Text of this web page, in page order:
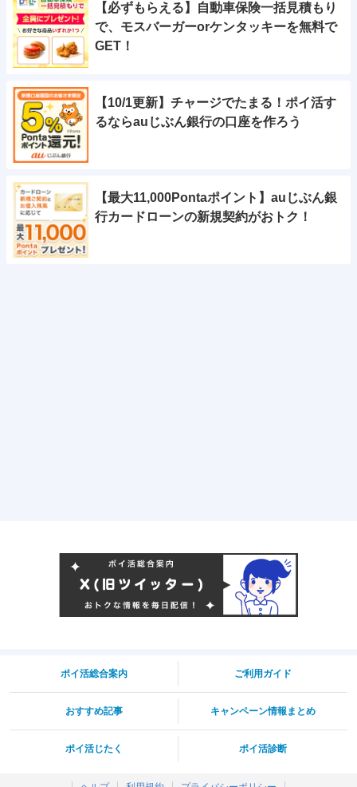
【必ずもらえる】自動車保険一括見積もり
で、モスバーガーorケンタッキーを無料で
GET！
【10/1更新】チャージでたまる！ポイ活す
るならauじぶん銀行の口座を作ろう
【最大11,000Pontaポイント】auじぶん銀
行カードローンの新規契約がおトク！
ポイ活総合案内 ご利用ガイド
おすすめ記事 キャンペーン情報まとめ
ポイ活じたく ポイ活診断